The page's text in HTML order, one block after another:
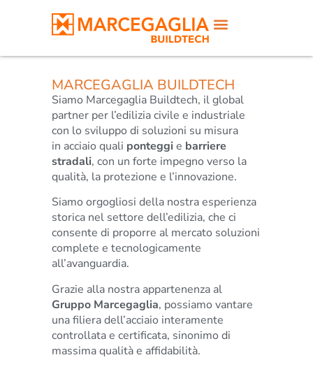
MARCEGAGLIA BUILDTECH
Siamo Marcegaglia Buildtech, il global
partner per l’edilizia civile e industriale
con lo sviluppo di soluzioni su misura
in acciaio quali ponteggie barriere
stradali, con un forte impegno verso la
qualità, la protezione e l’innovazione.
Siamo orgogliosi della nostra esperienza
storica nel settore dell’edilizia, che ci
consente di proporre al mercato soluzioni
complete e tecnologicamente
all’avanguardia.
Grazie alla nostra appartenenza al
Gruppo Marcegaglia, possiamo vantare
una filiera dell’acciaio interamente
controllata e certificata, sinonimo di
massima qualità e affidabilità.